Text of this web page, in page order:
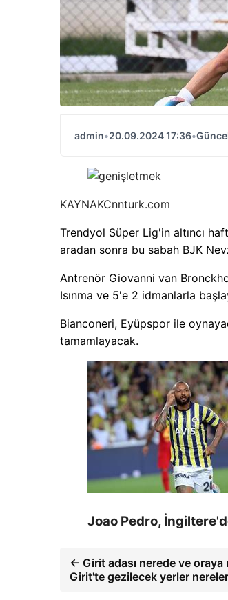
admin•20.09.2024 17:36•
KAYNAKCnnturk.com
Trendyol Süper Lig'in altıncı
aradan sonra bu sabah BJK
Antrenör Giovanni van
Isınma ve 5'e 2 idmanlarla
Bianconeri, Eyüpspor ile
tamamlayacak.
Joao Pedro,
← Girit adası nerede ve oraya
Girit'te gezilecek yerler